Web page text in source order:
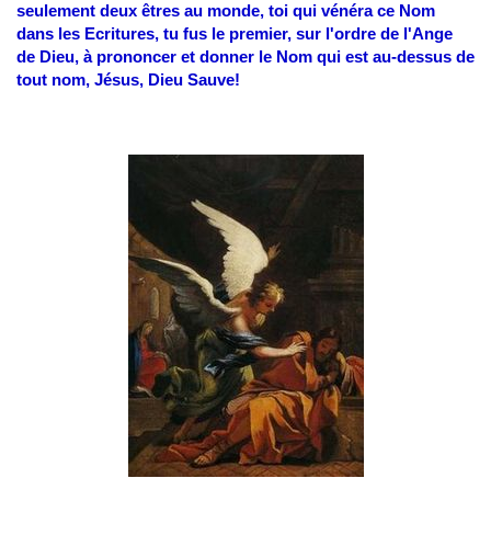
seulement deux êtres au monde, toi qui vénéra ce Nom
dans les Ecritures, tu fus le premier, sur l'ordre de l'Ange
de Dieu, à prononcer et donner le Nom qui est au-dessus de
tout nom, Jésus, Dieu Sauve!